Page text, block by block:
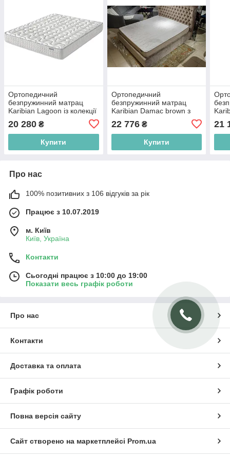
Ортопедичний
безпружинний матрац
Karibian Lagoon із колекції
Silver з розміром 160х200
20 280 ₴
Купити
Ортопедичний
безпружинний матрац
Karibian Damac brown з
180х200
22 776₴
Купити
21
Про нас
100% позитивних з 106 відгуків за рік
Працює з 10.07.2019
м. Київ
Київ, Україна
Контакти
Сьогодні працює з 10:00 до 19:00
Показати весь графік роботи
Про нас
Контакти
Доставка та оплата
Графік роботи
Повна версія сайту
Сайт створено на маркетплейсі Prom.ua